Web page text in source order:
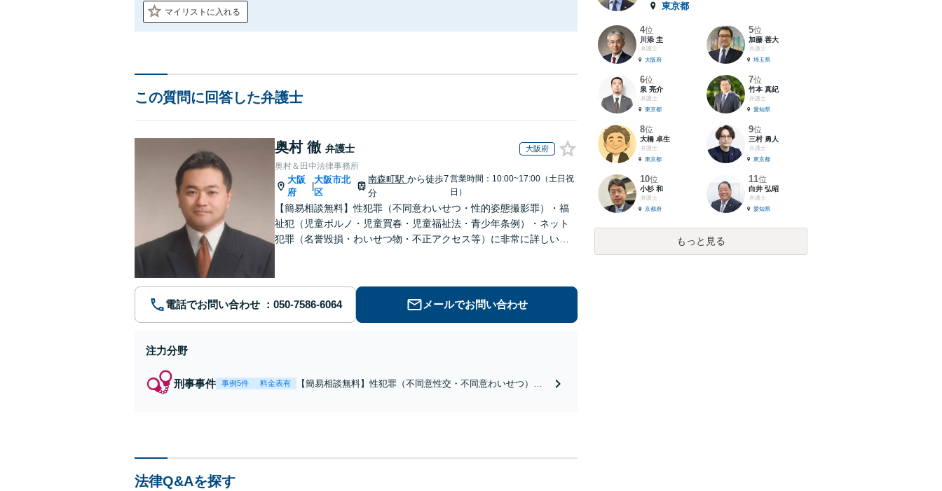
マイリストに入れる
この質問に回答した弁護士
奥村 徹 弁護士 大阪府
奥村＆田中法律事務所
大阪
府
|
大阪市北
区
南森町駅から徒歩7
分
営業時間：10:00~17:00（土日祝
日）
【簡易相談無料】性犯罪（不同意わいせつ・性的姿態撮影罪）・福
祉犯（児童ポルノ・児童買春・児童福祉法・青少年条例）・ネット
犯罪（名誉毀損・わいせつ物・不正アクセス等）に非常に詳しい弁
電話でお問い合わせ メールでお問い合わせ
注力分野
刑事事件 事例5件 料金表有
【簡易相談無料】性犯罪（不同意性交・不同意わいせつ）・
法律Q&Aを探す
東京都
4位
川添 圭
弁護士
大阪府
5位
加藤 善大
弁護士
埼玉県
6位
泉 亮介
弁護士
東京都
7位
竹本 真紀
弁護士
愛知県
8位
大橋 卓生
弁護士
東京都
9位
三村 勇人
弁護士
東京都
10位
小杉 和
弁護士
京都府
11位
白井 弘昭
弁護士
愛知県
もっと見る